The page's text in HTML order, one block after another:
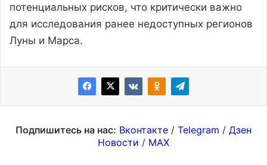
потенциальных рисков, что критически важно
для исследования ранее недоступных регионов
Луны и Марса.
Подпишитесь на нас: Вконтакте / Telegram / Дзен
Новости / MAX